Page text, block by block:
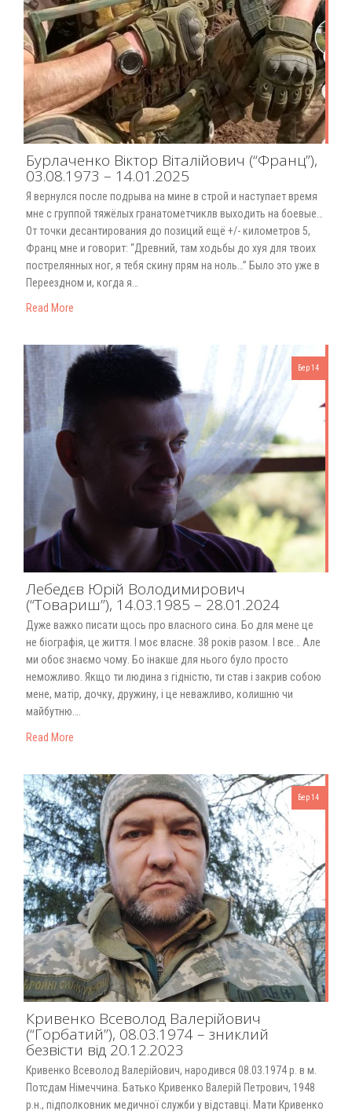
Бурлаченко Віктор Віталійович (“Франц”),
03.08.1973 – 14.01.2025
Я вернулся после подрыва на мине в строй и наступает время
мне с группой тяжёлых гранатометчиклв выходить на боевые…
От точки десантирования до позиций ещё +/- километров 5,
Франц мне и говорит: “Древний, там ходьбы до хуя для твоих
пострелянных ног, я тебя скину прям на ноль…” Было это уже в
Переездном и, когда я…
Read More
Бер 14
Лебедєв Юрій Володимирович
(“Товариш”), 14.03.1985 – 28.01.2024
Дуже важко писати щось про власного сина. Бо для мене це
не біографія, це життя. І моє власне. 38 років разом. І все… Але
ми обоє знаємо чому. Бо інакше для нього було просто
неможливо. Якщо ти людина з гідністю, ти став і закрив собою
мене, матір, дочку, дружину, і це неважливо, колишню чи
майбутню….
Read More
Бер 14
Кривенко Всеволод Валерійович
(“Горбатий”), 08.03.1974 – зниклий
безвісти від 20.12.2023
Кривенко Всеволод Валерійович, народився 08.03.1974 р. в м.
Потсдам Німеччина. Батько Кривенко Валерій Петрович, 1948
р.н., підполковник медичної служби у відставці. Мати Кривенко